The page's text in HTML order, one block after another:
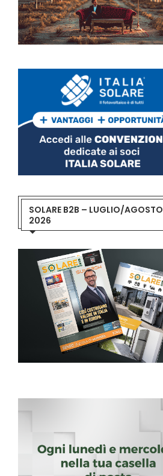
SOLARE B2B – LUGLIO/AGOSTO
2026